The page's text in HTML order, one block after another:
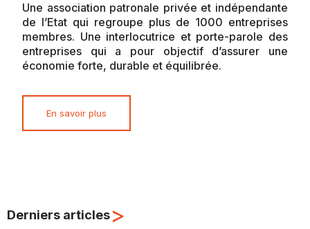
Une association patronale privée et indépendante
de l’Etat qui regroupe plus de 1000 entreprises
membres. Une interlocutrice et porte-parole des
entreprises qui a pour objectif d’assurer une
économie forte, durable et équilibrée.
En savoir plus
Derniers articles>